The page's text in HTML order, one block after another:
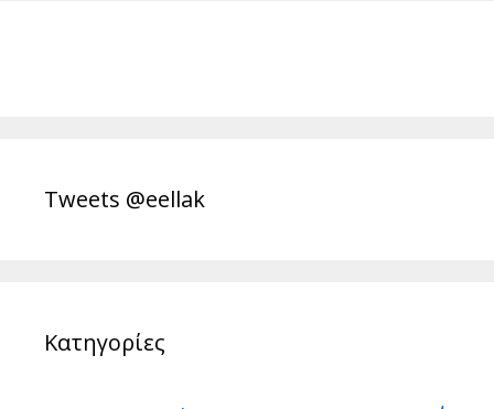
Tweets @eellak
Κατηγορίες